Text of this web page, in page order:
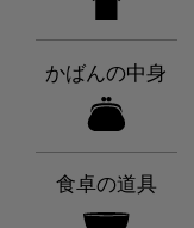
かばんの中身
食卓の道具